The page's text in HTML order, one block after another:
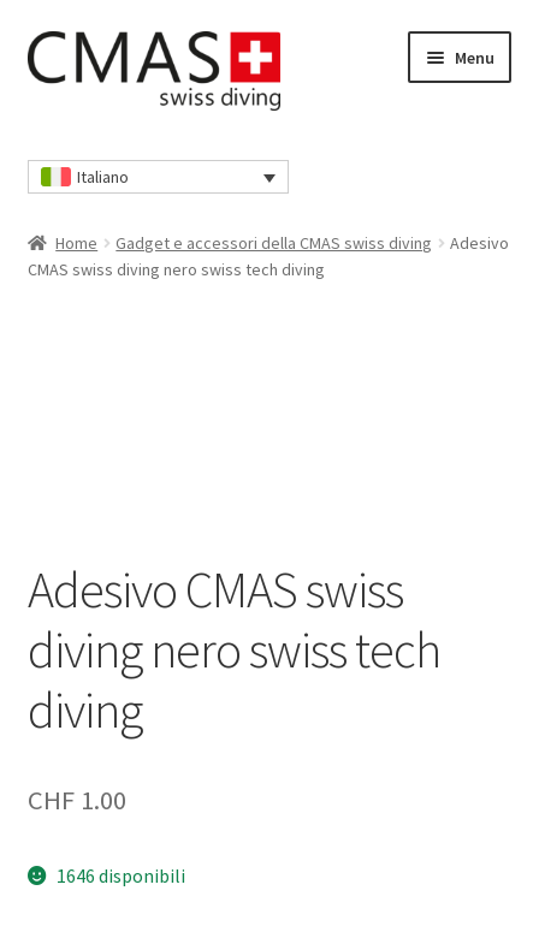
Vai
alla
Vai
al
Menu
Cestino della spesa
Negozio
Politica di rimborso e restituzione
Contatto
Italiano
Home Gadget e accessori della CMAS swiss diving
Adesivo
CMAS swiss diving nero swiss tech diving
Adesivo CMAS swiss
diving nero swiss tech
diving
CHF1.00
1646 disponibili